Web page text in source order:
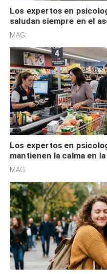
Los expertos en
saludan siempre en el
defensiva y tienen
MAG.
Los expertos en
mantienen la calma en
cognitiva, gratitud y no
MAG.